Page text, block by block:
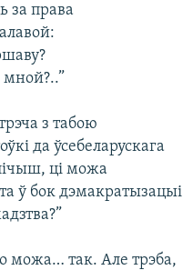
за права
з табою
да ўсебеларускага
ці можа
ў бок дэмакратызацыі
можа… так. Але трэба,